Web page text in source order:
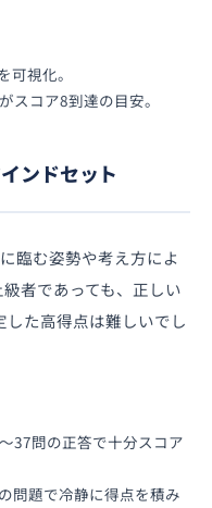
視化。
スコア8到達の目安。
ンドセット
臨む姿勢や考え方によ
者であっても、正しい
た高得点は難しいでし
37問の正答で十分スコア
問題で冷静に得点を積み